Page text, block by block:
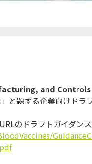
and
」 と題する企業向けドラ
のドラフトガイダン